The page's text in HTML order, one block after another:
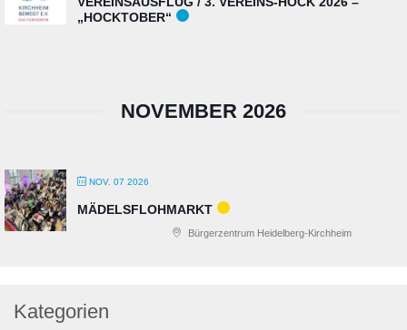
„HOCKTOBER“
NOVEMBER 2026
NOV. 07 2026
MÄDELSFLOHMARKT
Bürgerzentrum Heidelberg-Kirchheim
Kategorien